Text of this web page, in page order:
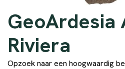
GeoArdesia
Riviera
Opzoek naar een hoogwaardig